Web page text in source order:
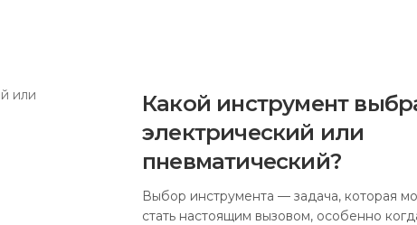
Какой инструмент
электрический или
пневматический?
Выбор инструмента — задача, которая
стать настоящим вызовом, особенно